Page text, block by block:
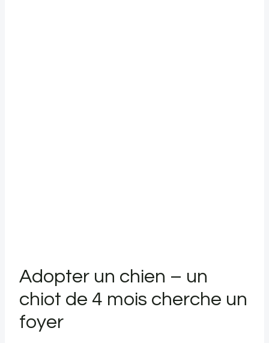
Adopter un chien – un
chiot de 4 mois cherche un
foyer